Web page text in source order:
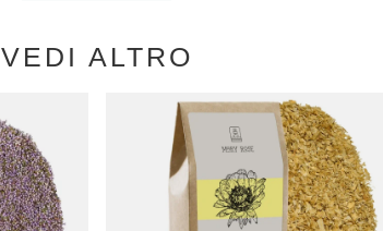
VEDI ALTRO